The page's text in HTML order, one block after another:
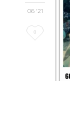
06 '21
Love
0